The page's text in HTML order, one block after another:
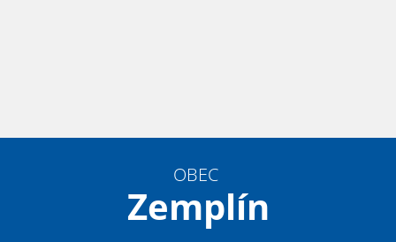
OBEC
Zemplín